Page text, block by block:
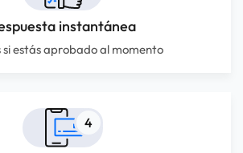
instantánea
si estás aprobado al momento
4